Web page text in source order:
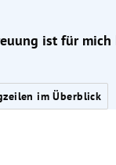
ist für mich
im Überblick